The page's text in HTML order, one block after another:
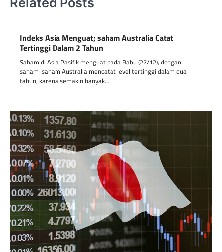
Indeks Asia Menguat; saham Australia Catat
Tertinggi Dalam 2 Tahun
Saham di Asia Pasifik menguat pada Rabu (27/12), dengan
saham-saham Australia mencatat level tertinggi dalam dua
tahun, karena semakin banyak…